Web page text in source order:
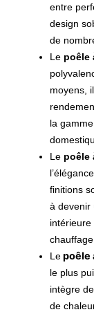
entre
design
de
Le poêle
moyens,
la
Le poêle
finitions
à devenir
Lepoêle
le plus
intègre
de